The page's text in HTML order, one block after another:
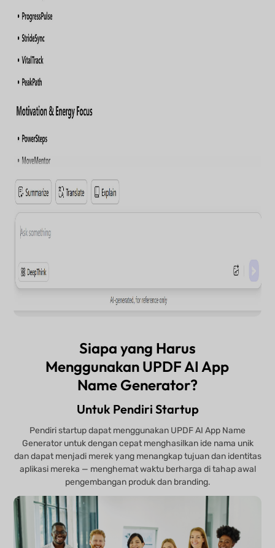
Siapa yang Harus
Menggunakan UPDF AI App
Name Generator?
Untuk Pendiri Startup
Pendiri startup dapat menggunakan UPDF AI App Name
Generator untuk dengan cepat menghasilkan ide nama unik
dan dapat menjadi merek yang menangkap tujuan dan identitas
aplikasi mereka — menghemat waktu berharga di tahap awal
pengembangan produk dan branding.